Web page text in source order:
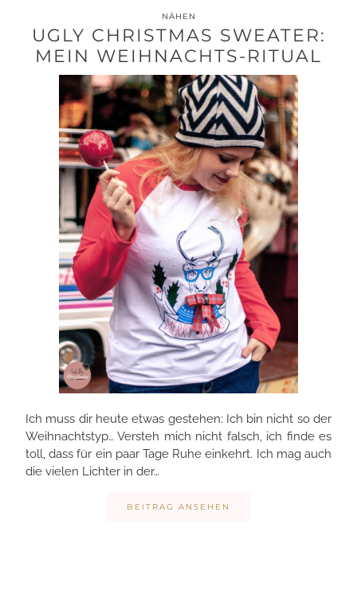
NÄHEN
UGLY CHRISTMAS SWEATER:
MEIN WEIHNACHTS-RITUAL
Ich muss dir heute etwas gestehen: Ich bin nicht so der
Weihnachtstyp… Versteh mich nicht falsch, ich finde es
toll, dass für ein paar Tage Ruhe einkehrt. Ich mag auch
die vielen Lichter in der…
BEITRAG ANSEHEN